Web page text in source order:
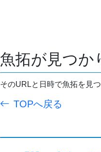
魚拓が見つか
そのURLと日時で魚拓を見
TOPへ戻る